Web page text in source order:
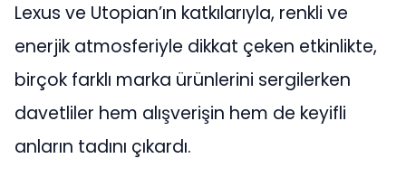
Lexus ve Utopian’ın katkılarıyla, renkli ve
enerjik atmosferiyle dikkat çeken etkinlikte,
birçok farklı marka ürünlerini sergilerken
davetliler hem alışverişin hem de keyifli
anların tadını çıkardı.